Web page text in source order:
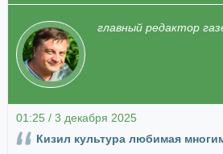
главный редактор
01:25 / 3 декабря 2025
Кизил культура любимая